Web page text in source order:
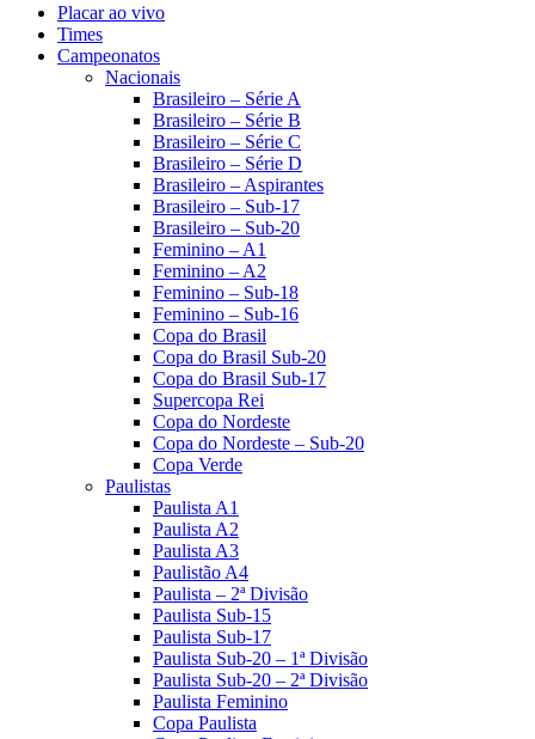
Placar ao vivo
Times
Campeonatos
Nacionais
Brasileiro – Série A
Brasileiro – Série B
Brasileiro – Série C
Brasileiro – Série D
Brasileiro – Aspirantes
Brasileiro – Sub-17
Brasileiro – Sub-20
Feminino – A1
Feminino – A2
Feminino – Sub-18
Feminino – Sub-16
Copa do Brasil
Copa do Brasil Sub-20
Copa do Brasil Sub-17
Supercopa Rei
Copa do Nordeste
Copa do Nordeste – Sub-20
Copa Verde
Paulistas
Paulista A1
Paulista A2
Paulista A3
Paulistão A4
Paulista – 2ª Divisão
Paulista Sub-15
Paulista Sub-17
Paulista Sub-20 – 1ª Divisão
Paulista Sub-20 – 2ª Divisão
Paulista Feminino
Copa Paulista